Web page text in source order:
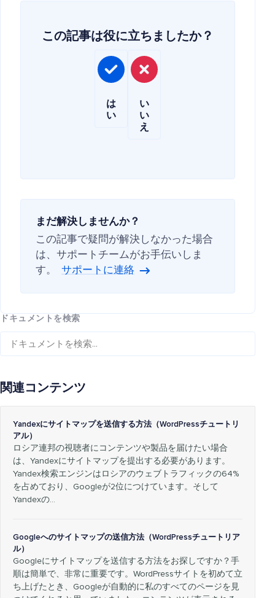
この記事は役に立ちましたか？
は
い
い
い
え
まだ解決しませんか？
この記事で疑問が解決しなかった場合
は、サポートチームがお手伝いしま
す。
サポートに連絡
ドキュメントを検索
関連コンテンツ
Yandexにサイトマップを送信する方法（WordPressチュートリ
アル）
ロシア連邦の視聴者にコンテンツや製品を届けたい場合
は、Yandexにサイトマップを提出する必要があります。
Yandex検索エンジンはロシアのウェブトラフィックの64%
を占めており、Googleが2位につけています。そして
Yandexの…
Googleへのサイトマップの送信方法（WordPressチュートリア
ル）
Googleにサイトマップを送信する方法をお探しですか？手
順は簡単で、非常に重要です。WordPressサイトを初めて立
ち上げたとき、Googleが自動的に私のすべてのページを見